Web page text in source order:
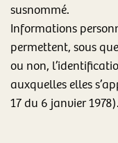
susnommé.
Informations
permettent, sous
ou non,
auxquelles elles
17 du 6 janvier 1978).